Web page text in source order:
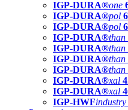
IGP-DURA®one
IGP-DURA®pol
IGP-DURA®pol
IGP-DURA®than
IGP-DURA®than
IGP-DURA®than
IGP-DURA®than
IGP-DURA®xal
IGP-DURA®xal
IGP-HWFindustry